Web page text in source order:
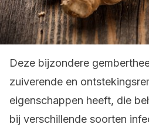
Deze bijzondere
zuiverende en
eigenschappen heeft, die
bij verschillende soorten